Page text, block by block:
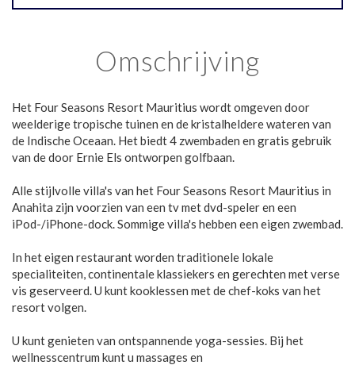
Omschrijving
Het Four Seasons Resort Mauritius wordt omgeven door
weelderige tropische tuinen en de kristalheldere wateren van
de Indische Oceaan. Het biedt 4 zwembaden en gratis gebruik
van de door Ernie Els ontworpen golfbaan.
Alle stijlvolle villa's van het Four Seasons Resort Mauritius in
Anahita zijn voorzien van een tv met dvd-speler en een
iPod-/iPhone-dock. Sommige villa's hebben een eigen zwembad.
In het eigen restaurant worden traditionele lokale
specialiteiten, continentale klassiekers en gerechten met verse
vis geserveerd. U kunt kooklessen met de chef-koks van het
resort volgen.
U kunt genieten van ontspannende yoga-sessies. Bij het
wellnesscentrum kunt u massages en